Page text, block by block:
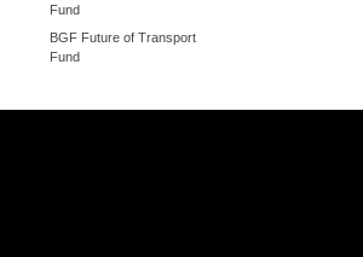
Fund
BGF Future of Transport
Fund